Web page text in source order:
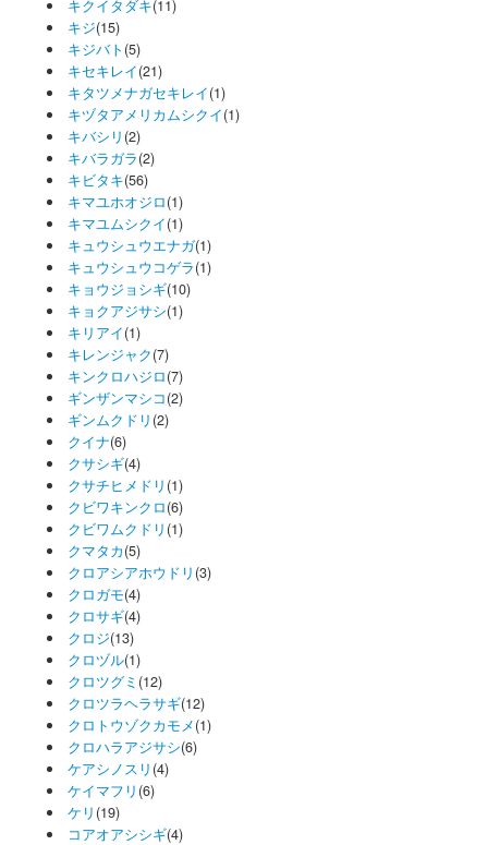
キクイタダキ(11)
キジ(15)
キジバト (5)
キセキレイ(21)
キタツメナガセキレイ(1)
キヅタアメリカムシクイ(1)
キバシリ (2)
キバラガラ(2)
キビタキ(56)
キマユホオジロ(1)
キマユムシクイ(1)
キュウシュウエナガ(1)
キュウシュウコゲラ(1)
キョウジョシギ(10)
キョクアジサシ(1)
キリアイ(1)
キレンジャク(7)
キンクロハジロ(7)
ギンザンマシコ(2)
ギンムクドリ (2)
クイナ(6)
クサシギ(4)
クサチヒメドリ (1)
クビワキンクロ(6)
クビワムクドリ (1)
クマタカ(5)
クロアシアホウドリ (3)
クロガモ(4)
クロサギ(4)
クロジ(13)
クロヅル(1)
クロツグミ (12)
クロツラヘラサギ(12)
クロトウゾクカモメ(1)
クロハラアジサシ(6)
ケアシノスリ (4)
ケイマフリ (6)
ケリ (19)
コアオアシシギ(4)